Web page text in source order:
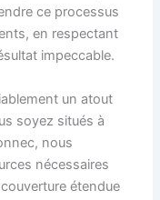
ce processus
en respectant
impeccable.
un atout
soyez situés à
nous
nécessaires
étendue